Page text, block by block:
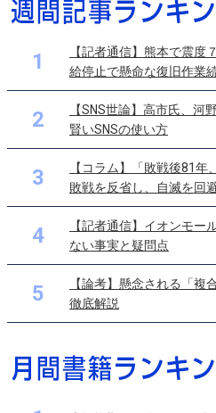
1
【記者通信】熊本で震度
給停止で懸命な復旧作業
2
【SNS世論】高市氏、
賢いSNSの使い方
3
【コラム】「敗戦後81
敗戦を反省し、自滅を回
4
【記者通信】イオンモー
ない事実と疑問点
5
【論考】懸念される「複
徹底解説